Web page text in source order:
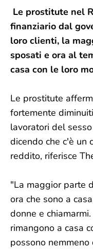
Le prostitute nel
finanziario dal
loro clienti, la
sposati e ora al
casa con le loro
Le prostitute
fortemente
lavoratori del
dicendo che c'è un
reddito, riferisce
"La maggior parte
ora che sono a
donne e
rimangono a casa
possono